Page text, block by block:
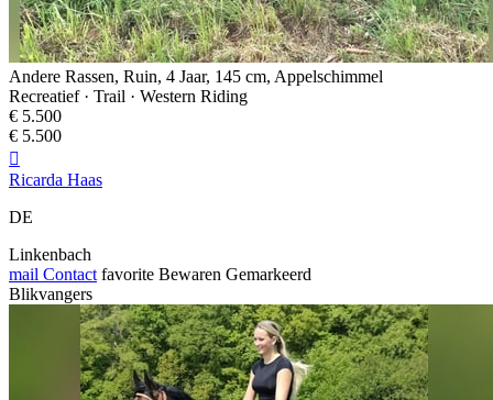
Andere Rassen, Ruin, 4 Jaar, 145 cm, Appelschimmel
Recreatief · Trail · Western Riding
€ 5.500
€ 5.500

Ricarda Haas
DE
Linkenbach
mail Contact favorite Bewaren Gemarkeerd
Blikvangers